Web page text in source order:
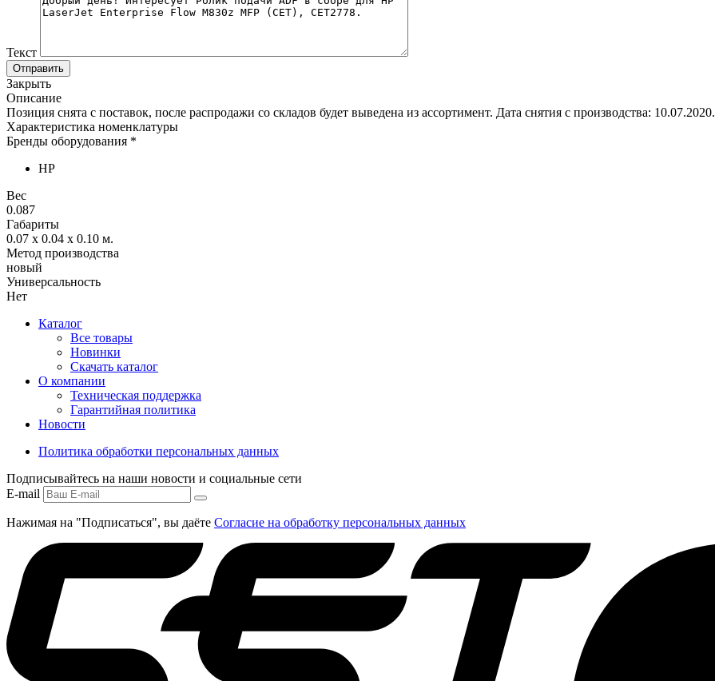
Текст
Отправить
Закрыть
Описание
Позиция снята с поставок, после распродажи со складов будет выведена из ассортимент. Дата снятия с производства: 10.07.2020.
Характеристика номенклатуры
Бренды оборудования *
HP
Вес
0.087
Габариты
0.07 x 0.04 x 0.10 м.
Метод производства
новый
Универсальность
Нет
Каталог
Все товары
Новинки
Скачать каталог
О компании
Техническая поддержка
Гарантийная политика
Новости
Политика обработки персональных данных
Подписывайтесь на наши новости и социальные сети
E-mail
Нажимая на "Подписаться", вы даёте Согласие на обработку персональных данных